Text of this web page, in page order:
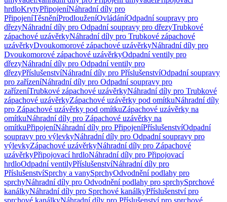
hrdloKrytyPřipojeníNáhradní díly pro
PřipojeníTěsněníProdlouženíOvládáníOdpadní soupravy pro
dřezyNáhradní díly pro Odpadní soupravy pro dřezyTrubkové
zápachové uzávěrkyNáhradní díly pro Trubkové zápachové
uzávěrkyDvoukomorové zápachové uzávěrkyNáhradní díly pro
Dvoukomorové zápachové uzávěrkyOdpadní ventily pro
dřezyNáhradní díly pro Odpadní ventily pro
dřezyPříslušenstvíNáhradní díly pro PříslušenstvíOdpadní soupravy
pro zařízeníNáhradní díly pro Odpadní soupravy pro
zařízeníTrubkové zápachové uzávěrkyNáhradní díly pro Trubkové
zápachové uzávěrkyZápachové uzávěrky pod omítkuNáhradní díly
pro Zápachové uzávěrky pod omítkuZápachové uzávěrky na
omítkuNáhradní díly pro Zápachové uzávěrky na
omítkuPřipojeníNáhradní díly pro PřipojeníPříslušenstvíOdpadní
soupravy pro výlevkyNáhradní díly pro Odpadní soupravy pro
výlevkyZápachové uzávěrkyNáhradní díly pro Zápachové
uzávěrkyPřipojovací hrdloNáhradní díly pro Připojovací
hrdloOdpadní ventilyPříslušenstvíNáhradní díly pro
PříslušenstvíSprchy a vanySprchyOdvodnění podlahy pro
sprchyNáhradní díly pro Odvodnění podlahy pro sprchySprchové
kanálkyNáhradní díly pro Sprchové kanálkyPříslušenství pro
sprchové kanálkyNáhradní díly pro Příslušenství pro sprchové